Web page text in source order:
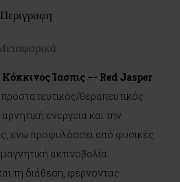
Περιγραφη
Ίασπις –- Red Jasper
θεραπευτικός
ενέργεια και την
ενώ προφυλάσσει από φυσικές
ακτινοβολία.
τη διάθεση, φέρνοντας